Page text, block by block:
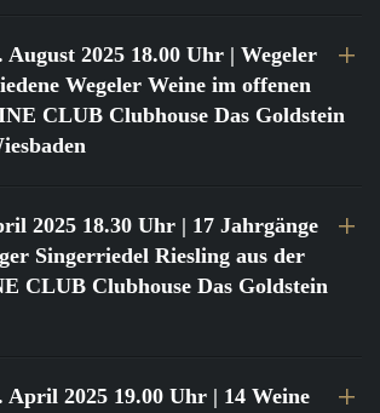
August 2025 18.00 Uhr | Wegeler
Wegeler Weine im offenen
CLUB Clubhouse Das Goldstein
2025 18.30 Uhr | 17 Jahrgänge
Singerriedel Riesling aus der
CLUB Clubhouse Das Goldstein
April 2025 19.00 Uhr | 14 Weine